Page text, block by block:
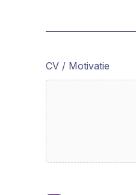
CV / Motivatie